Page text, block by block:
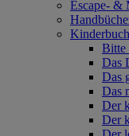
Escape- &
Bitte
Das
Das
Das
Der
Der